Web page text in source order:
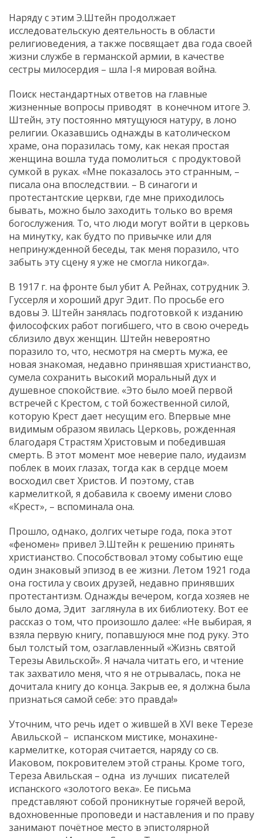
Наряду с этим Э.Штейн продолжает
исследовательскую деятельность в области
религиоведения, а также посвящает два года своей
жизни службе в германской армии, в качестве
сестры милосердия – шла I-я мировая война.
Поиск нестандартных ответов на главные
жизненные вопросы приводят в конечном итоге Э.
Штейн, эту постоянно мятущуюся натуру, в лоно
религии. Оказавшись однажды в католическом
храме, она поразилась тому, как некая простая
женщина вошла туда помолиться с продуктовой
сумкой в руках. «Мне показалось это странным, –
писала она впоследствии. – В синагоги и
протестантские церкви, где мне приходилось
бывать, можно было заходить только во время
богослужения. То, что люди могут войти в церковь
на минутку, как будто по привычке или для
непринужденной беседы, так меня поразило, что
забыть эту сцену я уже не смогла никогда».
В 1917 г. на фронте был убит А. Рейнах, сотрудник Э.
Гуссерля и хороший друг Эдит. По просьбе его
вдовы Э. Штейн занялась подготовкой к изданию
философских работ погибшего, что в свою очередь
сблизило двух женщин. Штейн невероятно
поразило то, что, несмотря на смерть мужа, ее
новая знакомая, недавно принявшая христианство,
сумела сохранить высокий моральный дух и
душевное спокойствие. «Это было моей первой
встречей с Крестом, с той божественной силой,
которую Крест дает несущим его. Впервые мне
видимым образом явилась Церковь, рожденная
благодаря Страстям Христовым и победившая
смерть. В этот момент мое неверие пало, иудаизм
поблек в моих глазах, тогда как в сердце моем
восходил свет Христов. И поэтому, став
кармелиткой, я добавила к своему имени слово
«Крест», – вспоминала она.
Прошло, однако, долгих четыре года, пока этот
«феномен» привел Э.Штейн к решению принять
христианство. Способствовал этому событию еще
один знаковый эпизод в ее жизни. Летом 1921 года
она гостила у своих друзей, недавно принявших
протестантизм. Однажды вечером, когда хозяев не
было дома, Эдит заглянула в их библиотеку. Вот ее
рассказ о том, что произошло далее: «Не выбирая, я
взяла первую книгу, попавшуюся мне под руку. Это
был толстый том, озаглавленный «Жизнь святой
Терезы Авильской». Я начала читать его, и чтение
так захватило меня, что я не отрывалась, пока не
дочитала книгу до конца. Закрыв ее, я должна была
признаться самой себе: это правда!»
Уточним, что речь идет о жившей в ХVI веке Терезе
Авильской – испанском мистике, монахине-
кармелитке, которая считается, наряду со св.
Иаковом, покровителем этой страны. Кроме того,
Тереза Авильская – одна из лучших писателей
испанского «золотого века». Ее письма
представляют собой проникнутые горячей верой,
вдохновенные проповеди и наставления и по праву
занимают почётное место в эпистолярной